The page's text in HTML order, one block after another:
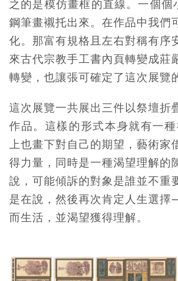
之的是模仿畫框的直線。一個個
鋼筆畫襯托出來。在作品中我們
化。那富有規格且左右對稱有序
來古代宗教手工書內頁轉變成莊
轉變，也讓張可確定了這次展覽
這次展覽一共展出三件以祭壇折
作品。這樣的形式本身就有一
上也畫下對自己的期望，藝術家
得力量，同時是一種渴望理解的
說，可能傾訴的對象是誰並不重
是在說，然後再次肯定人生選
而生活，並渴望獲得理解。